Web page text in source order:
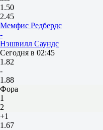
1.50
2.45
Мемфис Редбердс
-
Нэшвилл Саундс
Сегодня в 02:45
1.82
-
1.88
Фора
1
2
+1
1.67